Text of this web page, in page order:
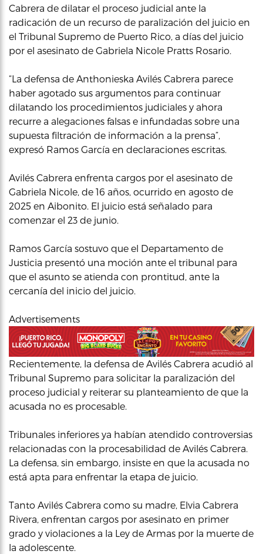
Cabrera de dilatar el proceso judicial ante la
radicación de un recurso de paralización del juicio en
el Tribunal Supremo de Puerto Rico, a días del juicio
por el asesinato de Gabriela Nicole Pratts Rosario.
“La defensa de Anthonieska Avilés Cabrera parece
haber agotado sus argumentos para continuar
dilatando los procedimientos judiciales y ahora
recurre a alegaciones falsas e infundadas sobre una
supuesta filtración de información a la prensa”,
expresó Ramos García en declaraciones escritas.
Avilés Cabrera enfrenta cargos por el asesinato de
Gabriela Nicole, de 16 años, ocurrido en agosto de
2025 en Aibonito. El juicio está señalado para
comenzar el 23 de junio.
Ramos García sostuvo que el Departamento de
Justicia presentó una moción ante el tribunal para
que el asunto se atienda con prontitud, ante la
cercanía del inicio del juicio.
Advertisements
Recientemente, la defensa de Avilés Cabrera acudió al
Tribunal Supremo para solicitar la paralización del
proceso judicial y reiterar su planteamiento de que la
acusada no es procesable.
Tribunales inferiores ya habían atendido controversias
relacionadas con la procesabilidad de Avilés Cabrera.
La defensa, sin embargo, insiste en que la acusada no
está apta para enfrentar la etapa de juicio.
Tanto Avilés Cabrera como su madre, Elvia Cabrera
Rivera, enfrentan cargos por asesinato en primer
grado y violaciones a la Ley de Armas por la muerte de
la adolescente.